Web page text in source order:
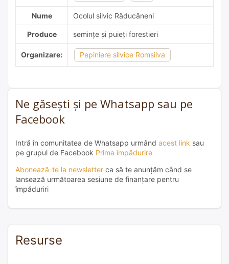
Nume Ocolul silvic Răducăneni
Produce semințe și puieți forestieri
Organizare: Pepiniere silvice Romsilva
Ne găsești și pe Whatsapp sau pe
Facebook
Intră în comunitatea de Whatsapp urmând acest link sau
pe grupul de Facebook Prima împădurire
Abonează-te la newsletter ca să te anunțăm când se
lansează următoarea sesiune de finanțare pentru
împăduriri
Resurse